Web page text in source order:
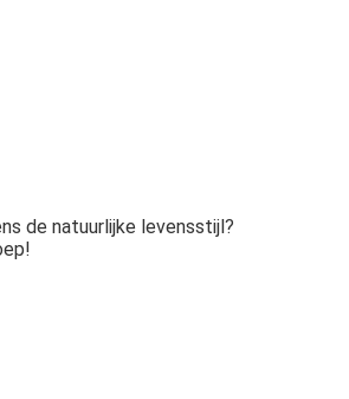
de natuurlijke levensstijl?